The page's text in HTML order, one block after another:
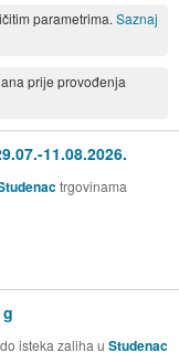
parametrima. Saznaj
prije provođenja
11.08.2026.
trgovinama
isteka zaliha u Studenac